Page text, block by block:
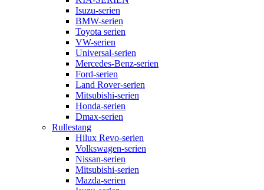
Isuzu-serien
BMW-serien
Toyota serien
VW-serien
Universal-serien
Mercedes-Benz-serien
Ford-serien
Land Rover-serien
Mitsubishi-serien
Honda-serien
Dmax-serien
Rullestang
Hilux Revo-serien
Volkswagen-serien
Nissan-serien
Mitsubishi-serien
Mazda-serien